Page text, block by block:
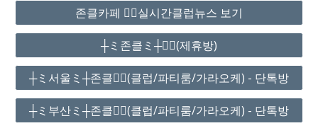
존클카페 ❤️‍🔥실시간클럽뉴스 보기
┼ミ존클ミ┼❤️‍🔥(제휴방)
┼ミ서울ミ┼존클❤️‍🔥(클럽/파티룸/가라오케) - 단톡방
┼ミ부산ミ┼존클❤️‍🔥(클럽/파티룸/가라오케) - 단톡방